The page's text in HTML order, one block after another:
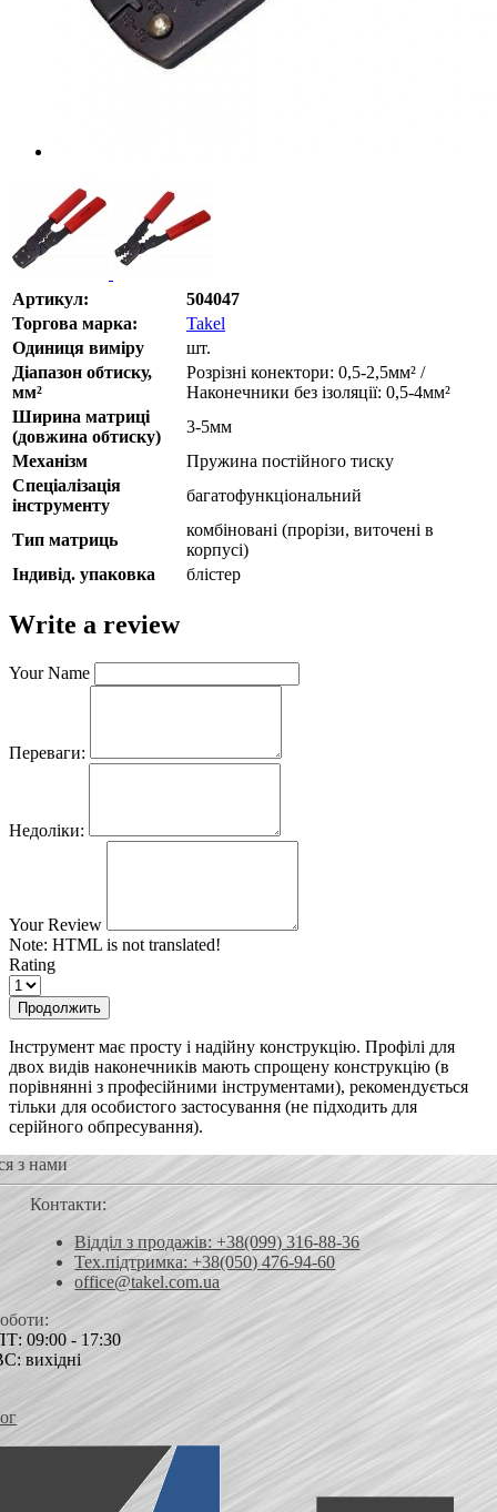
Артикул:
504047
Торгова марка:
Takel
Одиниця виміру
шт.
Діапазон обтиску,
мм²
Розрізні конектори: 0,5-2,5мм² /
Наконечники без ізоляції: 0,5-4мм²
Ширина матриці
(довжина обтиску)
3-5мм
Механізм
Пружина постійного тиску
Спеціалізація
інструменту
багатофункціональний
Тип матриць
комбіновані (прорізи, виточені в
корпусі)
Індивід. упаковка
блістер
Write a review
Your Name
Переваги:
Недоліки:
Your Review
Note: HTML is not translated!
Rating
Продолжить
Інструмент має просту і надійну конструкцію. Профілі для
двох видів наконечників мають спрощену конструкцію (в
порівнянні з професійними інструментами), рекомендується
тільки для особистого застосування (не підходить для
серійного обпресування).
з нами
Контакти:
Відділ з продажів: +38(099) 316-88-36
Тех.підтримка: +38(050) 476-94-60
office@takel.com.ua
09:00 - 17:30
вихідні